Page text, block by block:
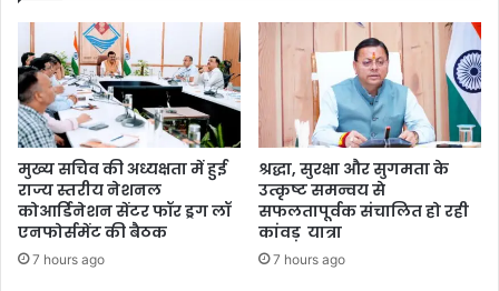
मुख्य सचिव की अध्यक्षता में हुई
राज्य स्तरीय नेशनल
कोआर्डिनेशन सेंटर फॉर ड्रग लॉ
एनफोर्समेंट की बैठक
7 hours ago
श्रद्धा, सुरक्षा और सुगमता के
उत्कृष्ट समन्वय से
सफलतापूर्वक संचालित हो रही
कांवड़ यात्रा
7 hours ago